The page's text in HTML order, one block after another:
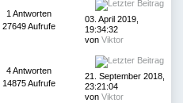
1 Antworten
27649 Aufrufe
03. April 2019,
19:34:32
von Viktor
4 Antworten
14875 Aufrufe
21. September 2018,
23:21:04
von Viktor